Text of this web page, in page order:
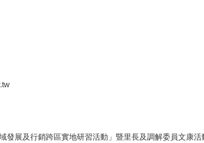
發展及行銷跨區實地研習活動」暨里長及調解委員文康活